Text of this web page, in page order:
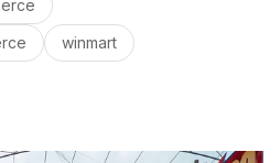
winmart